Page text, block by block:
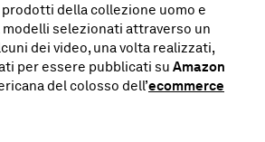
della collezione uomo e
modelli selezionati attraverso un
dei video, una volta realizzati,
per essere pubblicati su Amazon
del colosso dell’ecommerce